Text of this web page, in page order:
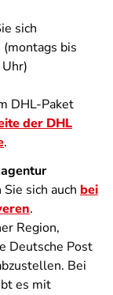
sich
bis
DHL-Paket
der DHL
.
sich auch bei
.
Region,
Deutsche Post
Bei
es mit